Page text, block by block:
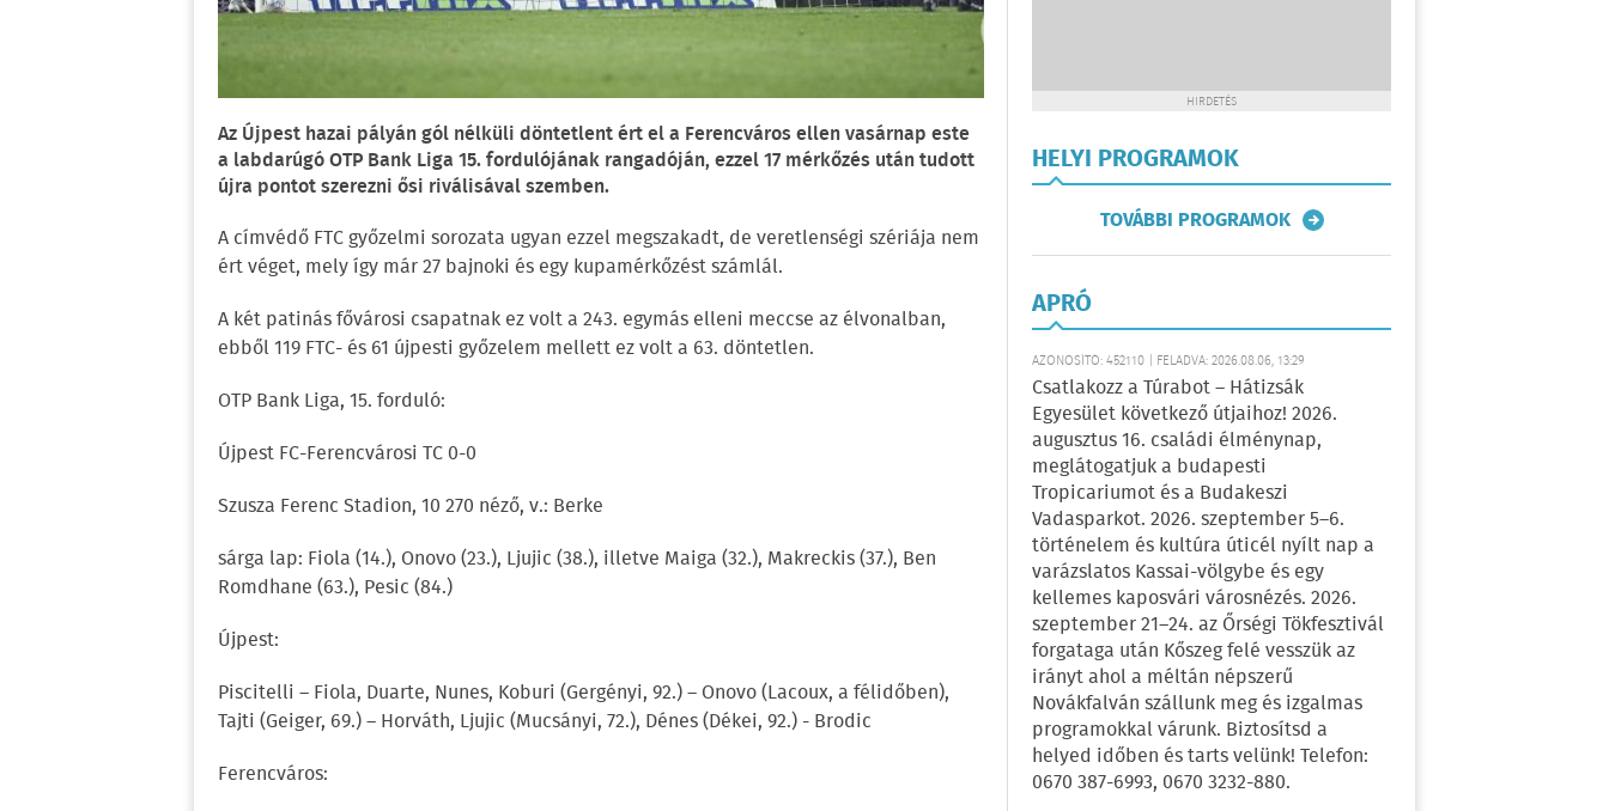
Az Újpest hazai pályán gól nélküli döntetlent ért el a Ferencváros ellen vasárnap este
a labdarúgó OTP Bank Liga 15. fordulójának rangadóján, ezzel 17 mérkőzés után tudott
újra pontot szerezni ősi riválisával szemben.
A címvédő FTC győzelmi sorozata ugyan ezzel megszakadt, de veretlenségi szériája nem
ért véget, mely így már 27 bajnoki és egy kupamérkőzést számlál.
A két patinás fővárosi csapatnak ez volt a 243. egymás elleni meccse az élvonalban,
ebből 119 FTC- és 61 újpesti győzelem mellett ez volt a 63. döntetlen.
OTP Bank Liga, 15. forduló:
Újpest FC-Ferencvárosi TC 0-0
Szusza Ferenc Stadion, 10 270 néző, v.: Berke
sárga lap: Fiola (14.), Onovo (23.), Ljujic (38.), illetve Maiga (32.), Makreckis (37.), Ben
Romdhane (63.), Pesic (84.)
Újpest:
Piscitelli – Fiola, Duarte, Nunes, Koburi (Gergényi, 92.) – Onovo (Lacoux, a félidőben),
Tajti (Geiger, 69.) – Horváth, Ljujic (Mucsányi, 72.), Dénes (Dékei, 92.) - Brodic
Ferencváros:
HIRDETÉS
HELYI PROGRAMOK
TOVÁBBI PROGRAMOK
APRÓ
AZONOSÍTÓ: 452110 | FELADVA: 2026.08.06, 13:29
Csatlakozz a Túrabot – Hátizsák
Egyesület következő útjaihoz! 2026.
augusztus 16. családi élménynap,
meglátogatjuk a budapesti
Tropicariumot és a Budakeszi
Vadasparkot. 2026. szeptember 5–6.
történelem és kultúra úticél nyílt nap a
varázslatos Kassai-völgybe és egy
kellemes kaposvári városnézés. 2026.
szeptember 21–24. az Őrségi Tökfesztivál
forgataga után Kőszeg felé vesszük az
irányt ahol a méltán népszerű
Novákfalván szállunk meg és izgalmas
programokkal várunk. Biztosítsd a
helyed időben és tarts velünk! Telefon:
0670 387-6993, 0670 3232-880.